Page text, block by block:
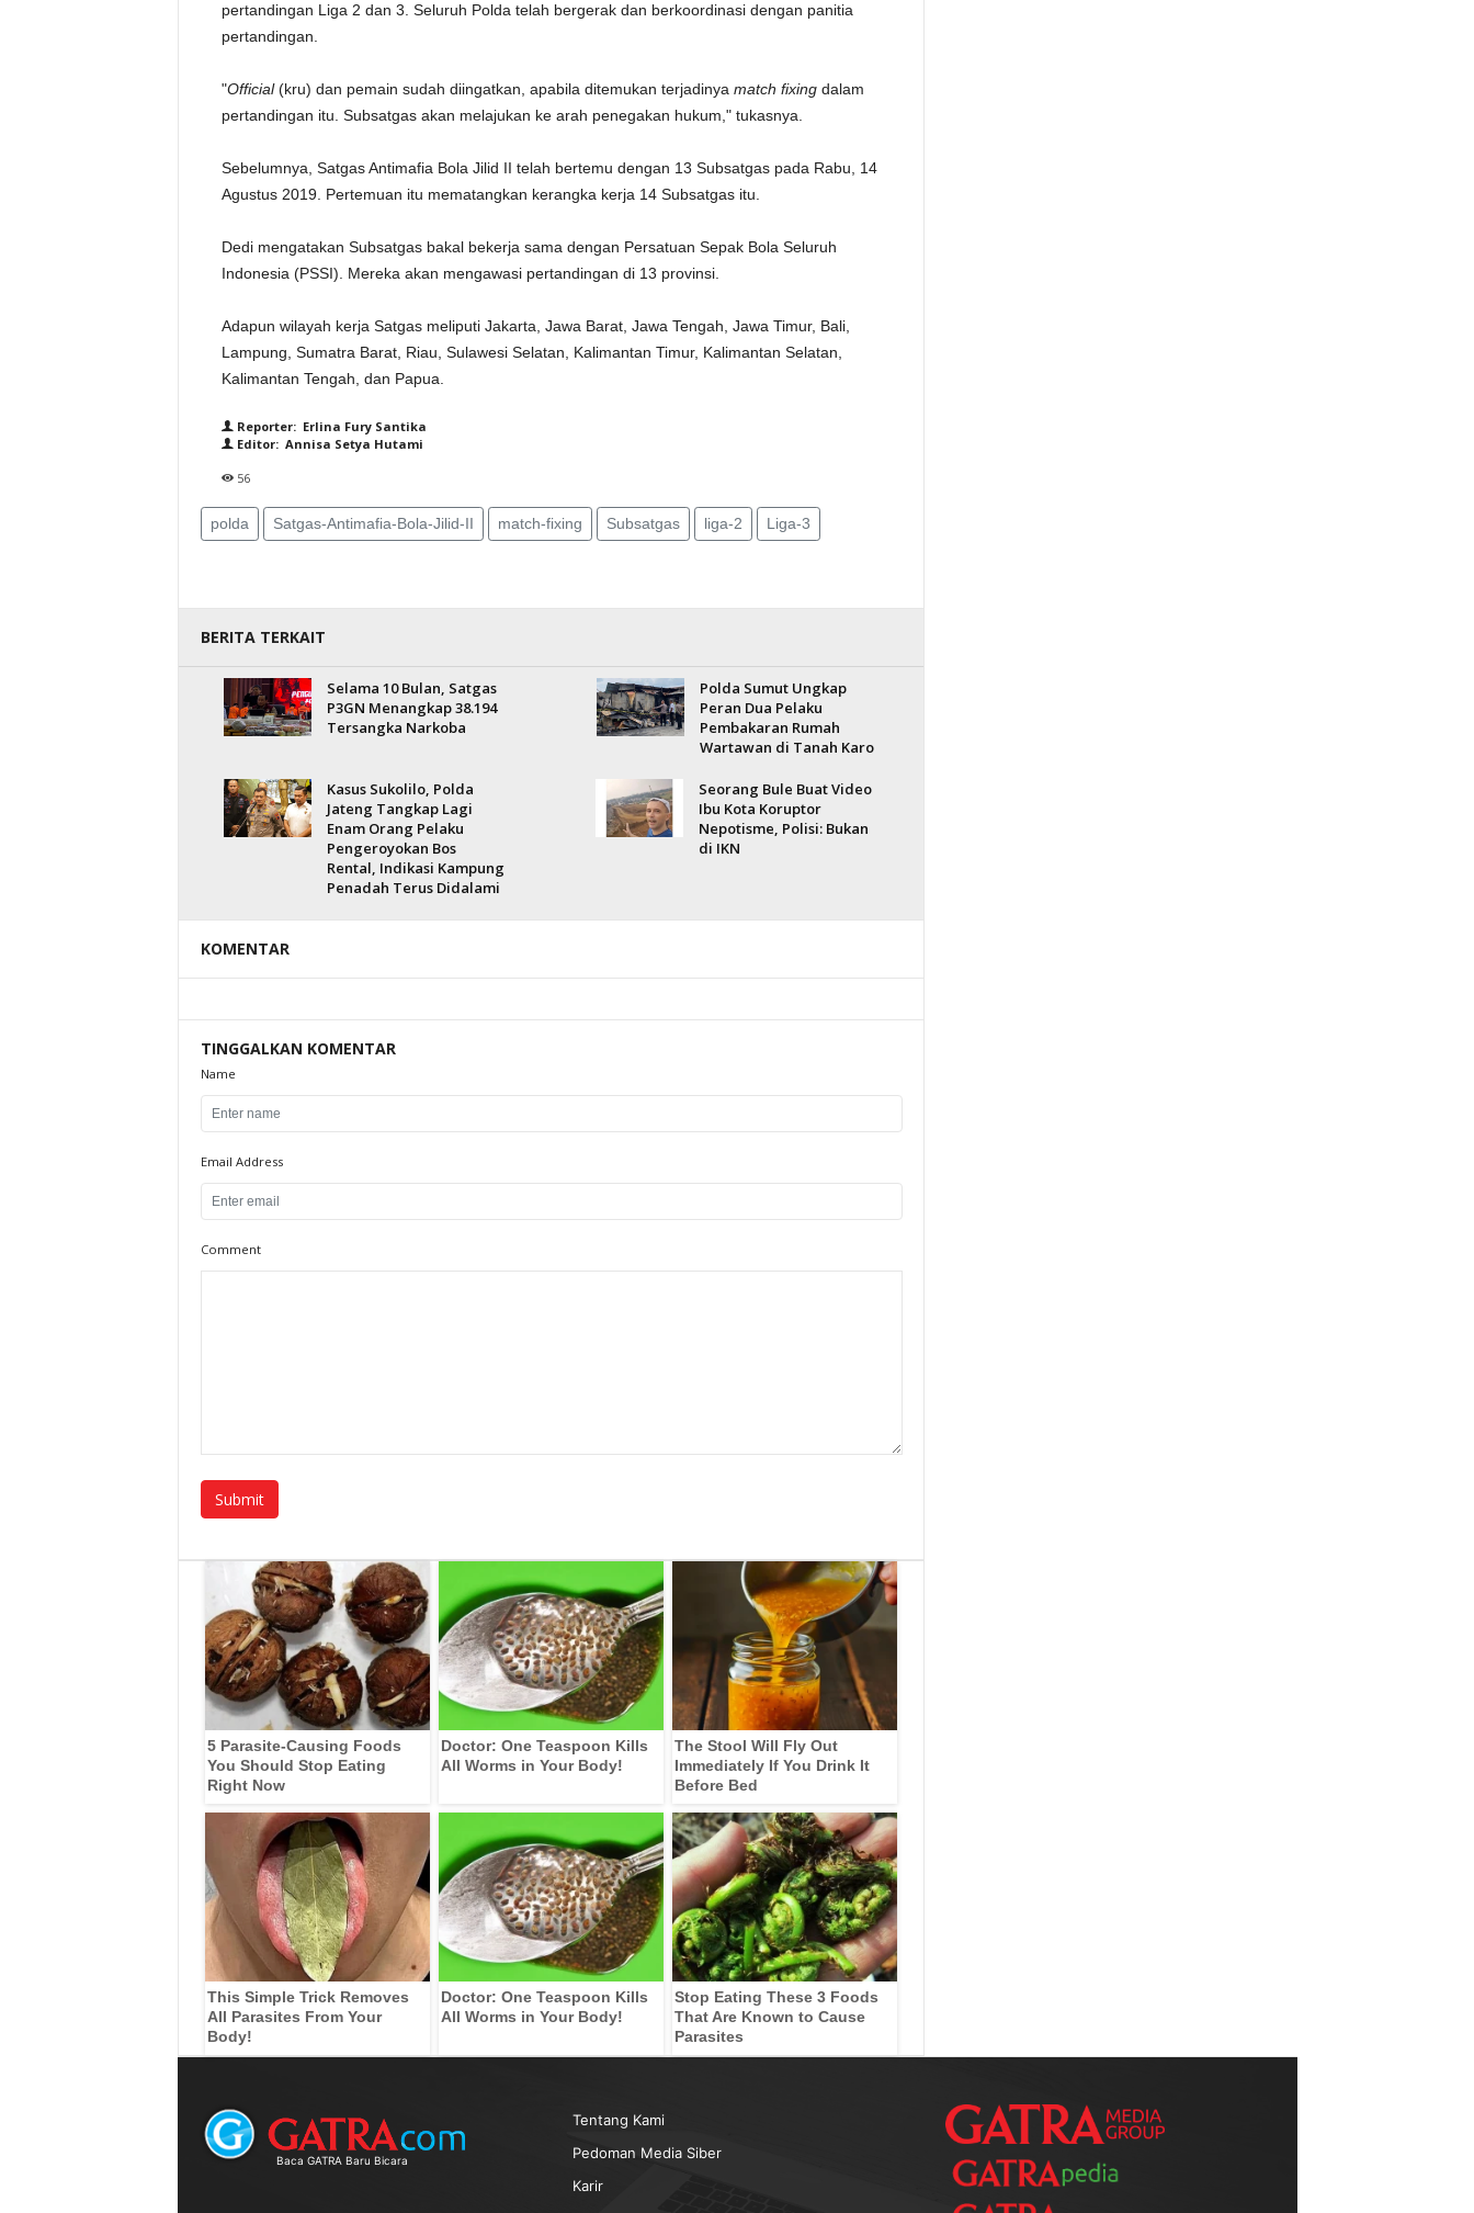
pertandingan Liga 2 dan 3. Seluruh Polda telah bergerak dan berkoordinasi dengan panitia
pertandingan.
"Official(kru) dan pemain sudah diingatkan, apabila ditemukan terjadinya match fixing dalam
pertandingan itu. Subsatgas akan melajukan ke arah penegakan hukum," tukasnya.
Sebelumnya, Satgas Antimafia Bola Jilid II telah bertemu dengan 13 Subsatgas pada Rabu, 14
Agustus 2019. Pertemuan itu mematangkan kerangka kerja 14 Subsatgas itu.
Dedi mengatakan Subsatgas bakal bekerja sama dengan Persatuan Sepak Bola Seluruh
Indonesia (PSSI). Mereka akan mengawasi pertandingan di 13 provinsi.
Adapun wilayah kerja Satgas meliputi Jakarta, Jawa Barat, Jawa Tengah, Jawa Timur, Bali,
Lampung, Sumatra Barat, Riau, Sulawesi Selatan, Kalimantan Timur, Kalimantan Selatan,
Kalimantan Tengah, dan Papua.
Reporter: Erlina Fury Santika
Editor: Annisa Setya Hutami
56
polda Satgas-Antimafia-Bola-Jilid-II match-fixing Subsatgas liga-2 Liga-3
BERITA TERKAIT
Selama 10 Bulan, Satgas
P3GN Menangkap 38.194
Tersangka Narkoba
Polda Sumut Ungkap
Peran Dua Pelaku
Pembakaran Rumah
Wartawan di Tanah Karo
Kasus Sukolilo, Polda
Jateng Tangkap Lagi
Enam Orang Pelaku
Pengeroyokan Bos
Rental, Indikasi Kampung
Penadah Terus Didalami
Seorang Bule Buat Video
Ibu Kota Koruptor
Nepotisme, Polisi: Bukan
di IKN
KOMENTAR
TINGGALKAN KOMENTAR
Name
Email Address
Comment
5 Parasite-Causing Foods
You Should Stop Eating
Right Now
Doctor: One Teaspoon Kills
All Worms in Your Body!
The Stool Will Fly Out
Immediately If You Drink It
Before Bed
This Simple Trick Removes
All Parasites From Your
Body!
Doctor: One Teaspoon Kills
All Worms in Your Body!
Stop Eating These 3 Foods
That Are Known to Cause
Parasites
Baca GATRA Baru Bicara
Tentang Kami
Pedoman Media Siber
Karir